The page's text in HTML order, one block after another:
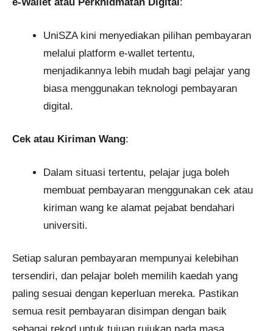
e-Wallet atau Perkhidmatan Digital :
UniSZA kini menyediakan pilihan pembayaran
melalui platform e-wallet tertentu,
menjadikannya lebih mudah bagi pelajar yang
biasa menggunakan teknologi pembayaran
digital.
Cek atau Kiriman Wang:
Dalam situasi tertentu, pelajar juga boleh
membuat pembayaran menggunakan cek atau
kiriman wang ke alamat pejabat bendahari
universiti.
Setiap saluran pembayaran mempunyai kelebihan
tersendiri, dan pelajar boleh memilih kaedah yang
paling sesuai dengan keperluan mereka. Pastikan
semua resit pembayaran disimpan dengan baik